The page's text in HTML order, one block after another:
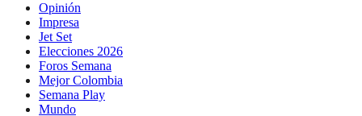
Opinión
Impresa
Jet Set
Elecciones 2026
Foros Semana
Mejor Colombia
Semana Play
Mundo